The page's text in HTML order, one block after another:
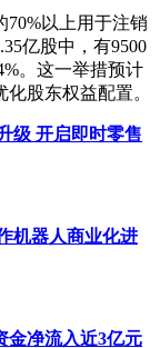
以上用于注销
亿股中，有9500
。这一举措预计
股东权益配置。
级 开启即时零售
机器人商业化进
金净流入近3亿元